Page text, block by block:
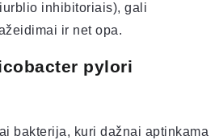
inhibitoriais), gali
ir net opa.
pylori
bakterija, kuri dažnai aptinkama